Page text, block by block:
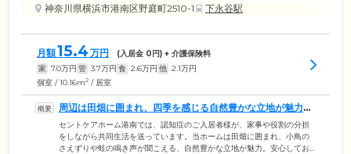
神奈川県横浜市港南区野庭町2510-1
下永谷駅
月額15.4 万円 (入居金 0円) + 介護保険料
家 7.0万円 管 3.7万円 食 2.6万円 他 2.1万円
個室 / 10.16m2 / 居室
周辺は田畑に囲まれ、四季を感じる自然豊かな立地が魅力で
す
セントケアホーム港南では、認知症のご入居者様が、家事や役割の分担
をしながら共同生活を送っています。当ホームは田畑に囲まれ、小鳥の
さえずりや蛙の鳴き声が聞こえる、自然豊かな立地が魅力。安心してお